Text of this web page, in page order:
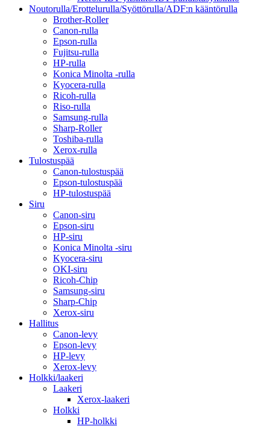
Noutorulla/Erottelurulla/Syöttörulla/ADF:n kääntörulla
Brother-Roller
Canon-rulla
Epson-rulla
Fujitsu-rulla
HP-rulla
Konica Minolta -rulla
Kyocera-rulla
Ricoh-rulla
Riso-rulla
Samsung-rulla
Sharp-Roller
Toshiba-rulla
Xerox-rulla
Tulostuspää
Canon-tulostuspää
Epson-tulostuspää
HP-tulostuspää
Siru
Canon-siru
Epson-siru
HP-siru
Konica Minolta -siru
Kyocera-siru
OKI-siru
Ricoh-Chip
Samsung-siru
Sharp-Chip
Xerox-siru
Hallitus
Canon-levy
Epson-levy
HP-levy
Xerox-levy
Holkki/laakeri
Laakeri
Xerox-laakeri
Holkki
HP-holkki